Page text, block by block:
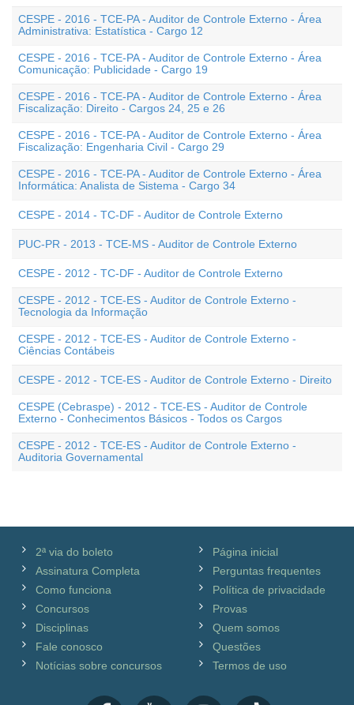
CESPE - 2016 - TCE-PA - Auditor de Controle Externo - Área
Administrativa: Estatística - Cargo 12
CESPE - 2016 - TCE-PA - Auditor de Controle Externo - Área
Comunicação: Publicidade - Cargo 19
CESPE - 2016 - TCE-PA - Auditor de Controle Externo - Área
Fiscalização: Direito - Cargos 24, 25 e 26
CESPE - 2016 - TCE-PA - Auditor de Controle Externo - Área
Fiscalização: Engenharia Civil - Cargo 29
CESPE - 2016 - TCE-PA - Auditor de Controle Externo - Área
Informática: Analista de Sistema - Cargo 34
CESPE - 2014 - TC-DF - Auditor de Controle Externo
PUC-PR - 2013 - TCE-MS - Auditor de Controle Externo
CESPE - 2012 - TC-DF - Auditor de Controle Externo
CESPE - 2012 - TCE-ES - Auditor de Controle Externo -
Tecnologia da Informação
CESPE - 2012 - TCE-ES - Auditor de Controle Externo -
Ciências Contábeis
CESPE - 2012 - TCE-ES - Auditor de Controle Externo - Direito
CESPE (Cebraspe) - 2012 - TCE-ES - Auditor de Controle
Externo - Conhecimentos Básicos - Todos os Cargos
CESPE - 2012 - TCE-ES - Auditor de Controle Externo -
Auditoria Governamental
2ª via do boleto
Assinatura Completa
Como funciona
Concursos
Disciplinas
Fale conosco
Notícias sobre concursos
Página inicial
Perguntas frequentes
Política de privacidade
Provas
Quem somos
Questões
Termos de uso